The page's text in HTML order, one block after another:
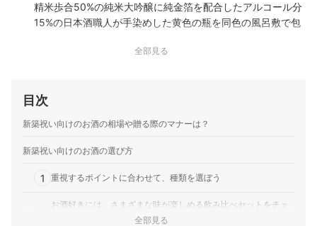
精米歩合50%の純米大吟醸に純金箔を配合したアルコール分
15%の日本酒職人が手染めした黄色の瓶を同色の風呂敷で包
留の本格焼酎純金箔を配合した酒質と職人の手染めによるカ
マルカイコーポレーション｜フェリスタス スパークリングワ
イン
グラスに注ぐと、24カラットの純金箔が華やかに舞います。
人まで幅広く楽しめるでしょう。
全部見る
目次
新築祝い向けのお酒の相場や贈る際のマナーは？
新築祝い向けのお酒の選び方
1 重視するポイントに合わせて、種類を選ぼう
お酒好きには、さまざまな味が楽しめる飲み比べセットをチェ
全部見る